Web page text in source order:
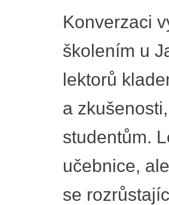
Konverzaci
školením u
lektorů
a
studentům.
učebnice,
se